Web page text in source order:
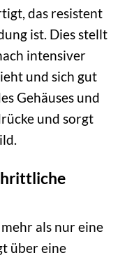
das resistent
ist. Dies stellt
intensiver
und sich gut
Gehäuses und
und sorgt
als nur eine
über eine